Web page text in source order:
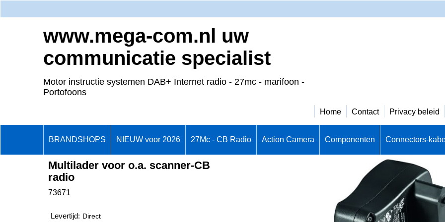
www.mega-com.nl uw
communicatie specialist
Motor instructie systemen DAB+ Internet radio - 27mc - marifoon -
Portofoons
Home Contact Privacy beleid
BRANDSHOPS NIEUW voor 2026 27Mc - CB Radio Action Camera Componenten Connectors-
Multilader voor o.a. scanner-CB
radio
73671
Levertijd: Direct